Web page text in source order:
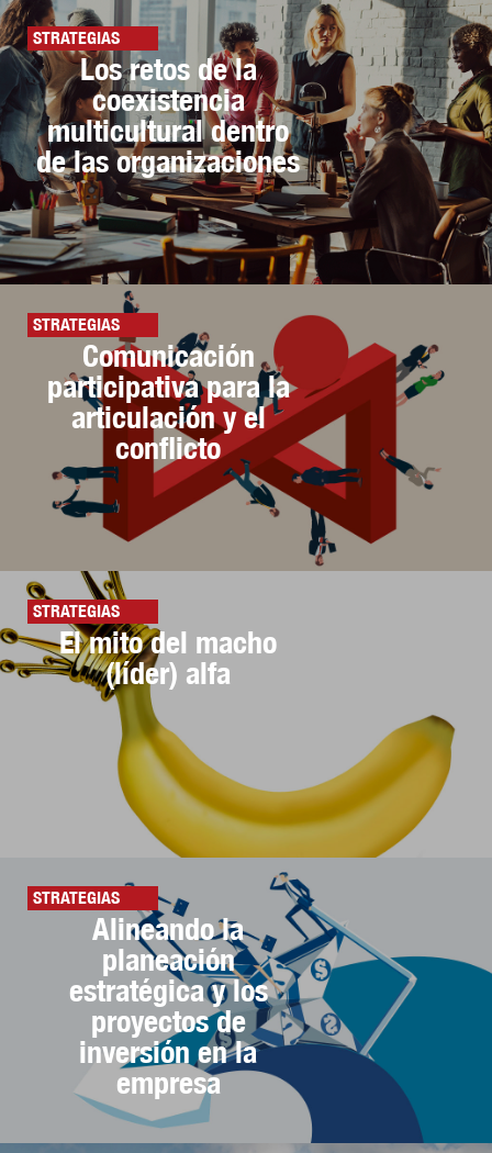
STRATEGIAS
Los retos de la
coexistencia
multicultural dentro
de las organizaciones
STRATEGIAS
Comunicación
participativa para la
articulación y el
conflicto
STRATEGIAS
El mito del macho
(líder) alfa
STRATEGIAS
Alineando la
planeación
estratégica y los
proyectos de
inversión en la
empresa